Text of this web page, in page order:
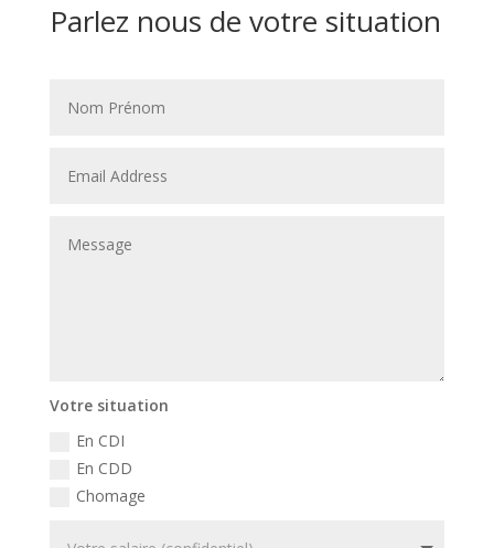
Parlez nous de votre situation
Votre situation
En CDI
En CDD
Chomage